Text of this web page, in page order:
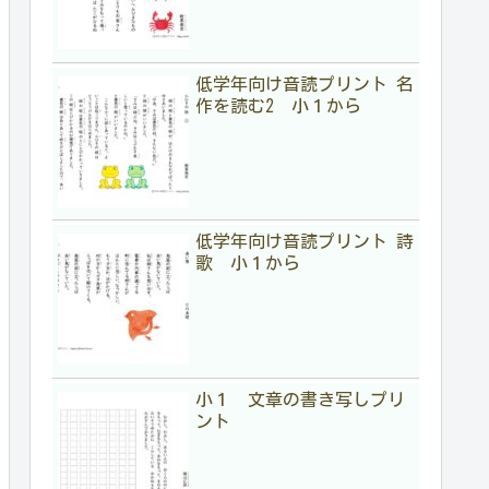
低学年向け音読プリント 名
作を読む2 小１から
低学年向け音読プリント 詩
歌 小１から
小１ 文章の書き写しプリ
ント